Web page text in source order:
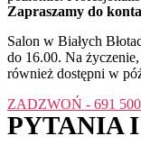
Zapraszamy do
Salon w Białych
do 16.00. Na
również dostępni w
ZADZWOŃ - 691
PYTANIA